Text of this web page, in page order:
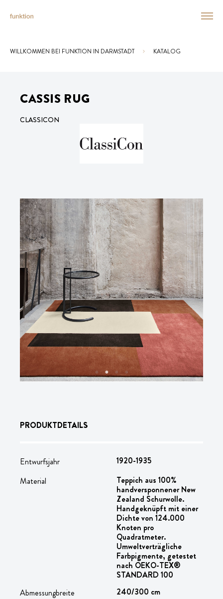
Sie sind hier:
WILLKOMMEN BEI FUNKTION IN DARMSTADT KATALOG
CASSIS RUG
CLASSICON
PRODUKTDETAILS
Entwurfsjahr
1920-1935
Material
Teppich aus 100%
handversponnener New
Zealand Schurwolle.
Handgeknüpft mit einer
Dichte von 124.000
Knoten pro
Quadratmeter.
Umweltverträgliche
Farbpigmente, getestet
nach OEKO-TEX®
STANDARD 100
Abmessungbreite
240/300 cm